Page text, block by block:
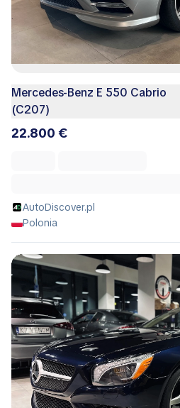
Mercedes-Benz E 550 Cabrio
(C207)
22.800 €
AutoDiscover.pl
Polonia